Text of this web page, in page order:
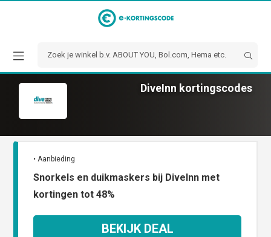
DiveInn kortingscodes
• Aanbieding
Snorkels en duikmaskers bij DiveInn met
kortingen tot 48%
BEKIJK DEAL